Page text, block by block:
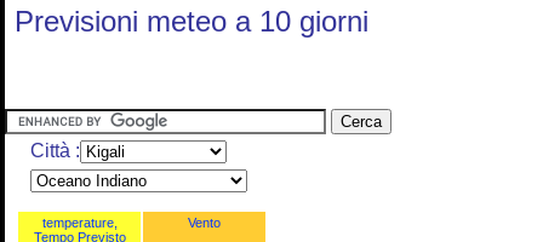
Previsioni meteo a 10 giorni
Città :
temperature,
Tempo Previsto
Vento